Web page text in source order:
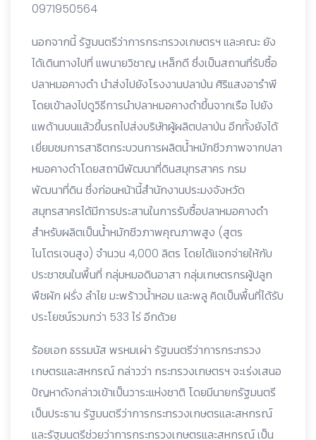
0971950564
นอกจากนี้ รัฐมนตรีว่าการกระทรวงเกษตรฯ และคณะ ยัง
ได้เดินทางไปที่ แพนายวิชาญ เหล็กดี ซึ่งเป็นสถานที่รับซื้อ
ปลาหมอคางดำ นำส่งไปยังโรงงานปลาป่น ศิริแสงอารำพี
โดยเข้าลงไปดูวิธีการนำปลาหมอคางดำขึ้นจากเรือ ไปยัง
แพด้านบนแล้วขึ้นรถไปส่งบริษัทผู้ผลิตปลาป่น อีกทั้งยังได้
เยี่ยมชมการสาธิตกระบวนการผลิตน้ำหมักชีวภาพจากปลา
หมอคางดำโดยสถานีพัฒนาที่ดินสมุทรสาคร กรม
พัฒนาที่ดิน ซึ่งก่อนหน้านี้สำนักงานประมงจังหวัด
สมุทรสาครได้มีการประสานในการรับซื้อปลาหมอคางดำ
สำหรับผลิตเป็นน้ำหมักชีวภาพคุณภาพสูง (สูตร
ไนโตรเจนสูง) จำนวน 4,000 ลิตร โดยได้แจกจ่ายให้กับ
ประชาชนในพื้นที่ กลุ่มหมอดินอาสา กลุ่มเกษตรกรผู้ปลูก
พืชผัก ฝรั่ง ลำไย มะพร้าวน้ำหอม และพลู คิดเป็นพื้นที่ได้รับ
ประโยชน์รวมกว่า 533 ไร่ อีกด้วย
ร้อยเอก ธรรมนัส พรหมเผ่า รัฐมนตรีว่าการกระทรวง
เกษตรและสหกรณ์ กล่าวว่า กระทรวงเกษตรฯ จะเร่งเสนอ
ปัญหาดังกล่าวเข้าเป็นวาระแห่งชาติ โดยมีนายกรัฐมนตรี
เป็นประธาน รัฐมนตรีว่าการกระทรวงเกษตรและสหกรณ์
และรัฐมนตรีช่วยว่าการกระทรวงเกษตรและสหกรณ์ เป็น